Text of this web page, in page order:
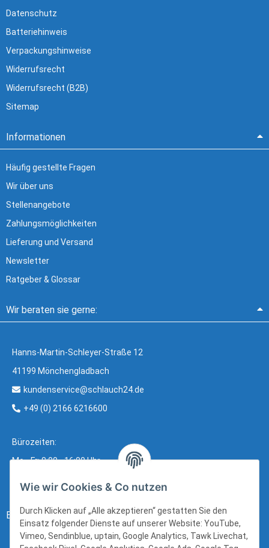
Datenschutz
Batteriehinweis
Verpackungshinweise
Widerrufsrecht
Widerrufsrecht (B2B)
Sitemap
Informationen
Häufig gestellte Fragen
Wir über uns
Stellenangebote
Zahlungsmöglichkeiten
Lieferung und Versand
Newsletter
Ratgeber & Glossar
Wir beraten sie gerne:
Hanns-Martin-Schleyer-Straße 12
41199 Mönchengladbach
kundenservice@schlauch24.de
+49 (0) 2166 6216600
Bürozeiten:
Mo - Fr: 8:00 - 16:00 Uhr
Bezahlung:
Wie wir Cookies & Co nutzen
Durch Klicken auf „Alle akzeptieren“ gestatten Sie den
Einsatz folgender Dienste auf unserer Website: YouTube,
Vimeo, Sendinblue, uptain, Google Analytics, Tawk Livechat,